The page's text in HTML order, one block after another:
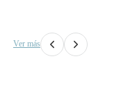
Ver más